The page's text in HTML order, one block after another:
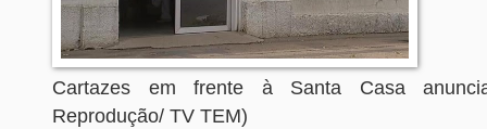
Cartazes em frente à Santa Casa
Reprodução/ TV TEM)